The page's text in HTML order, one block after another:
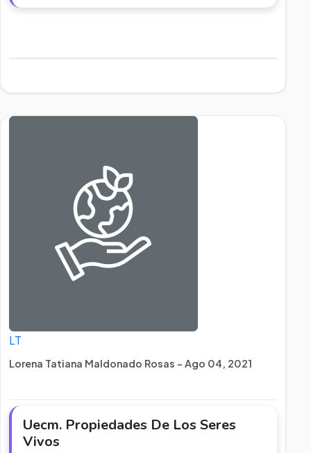
LT
Lorena Tatiana Maldonado Rosas - Ago 04, 2021
Uecm. Propiedades De Los Seres
Vivos